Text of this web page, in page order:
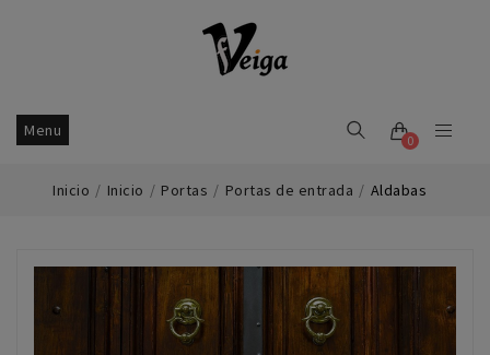
Menu
0
Inicio Inicio Portas Portas de entrada Aldabas